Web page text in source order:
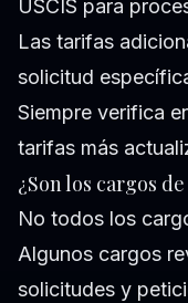
USCIS para
Las tarifas
solicitud
Siempre verifica
tarifas más
¿Son los cargos
No todos los
Algunos cargos
solicitudes y